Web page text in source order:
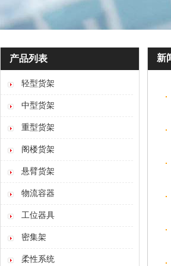
产品列表
轻型货架
中型货架
重型货架
阁楼货架
悬臂货架
物流容器
工位器具
密集架
柔性系统
新